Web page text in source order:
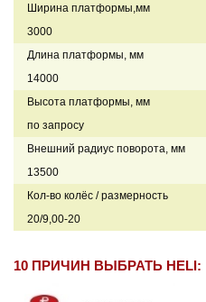
Ширина платформы,мм
3000
Длина платформы, мм
14000
Высота платформы, мм
по запросу
Внешний радиус поворота, мм
13500
Кол-во колёс / размерность
20/9,00-20
10 ПРИЧИН ВЫБРАТЬ HELI: